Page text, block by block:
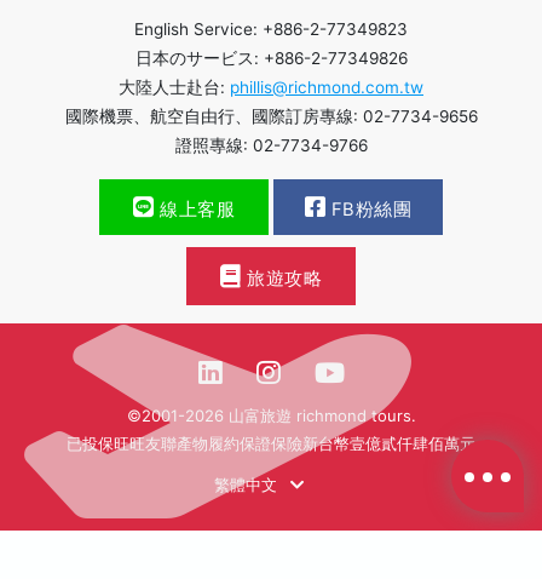
English Service: +886-2-77349823
日本のサービス: +886-2-77349826
大陸人士赴台: phillis@richmond.com.tw
國際機票、航空自由行、國際訂房專線: 02-7734-9656
證照專線: 02-7734-9766
線上客服 FB粉絲團
旅遊攻略
©2001-2026 山富旅遊 richmond tours.
已投保旺旺友聯產物履約保證保險新台幣壹億貳仟肆佰萬元
繁體中文